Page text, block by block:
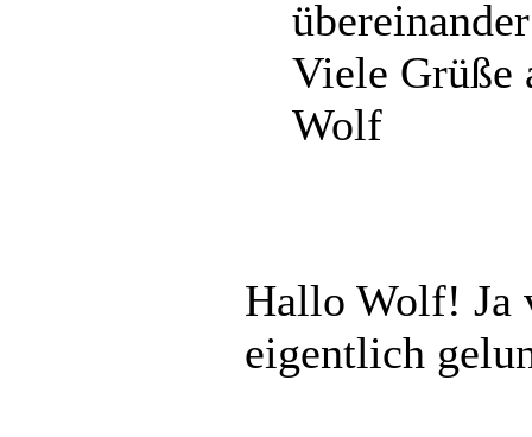
Viele Grüße
Wolf
Hallo Wolf! Ja
eigentlich